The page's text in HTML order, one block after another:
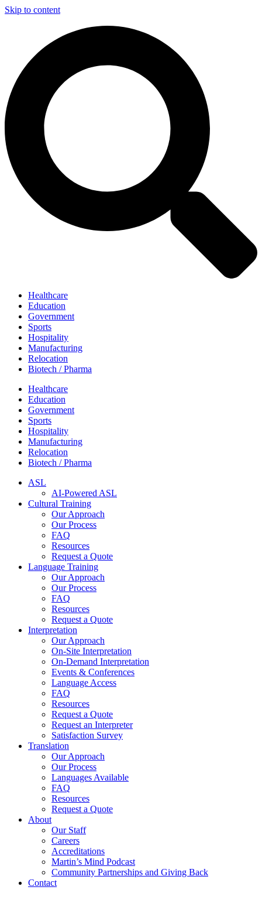
Skip to content
Healthcare
Education
Government
Sports
Hospitality
Manufacturing
Relocation
Biotech / Pharma
Healthcare
Education
Government
Sports
Hospitality
Manufacturing
Relocation
Biotech / Pharma
ASL
AI-Powered ASL
Cultural Training
Our Approach
Our Process
FAQ
Resources
Request a Quote
Language Training
Our Approach
Our Process
FAQ
Resources
Request a Quote
Interpretation
Our Approach
On-Site Interpretation
On-Demand Interpretation
Events & Conferences
Language Access
FAQ
Resources
Request a Quote
Request an Interpreter
Satisfaction Survey
Translation
Our Approach
Our Process
Languages Available
FAQ
Resources
Request a Quote
About
Our Staff
Careers
Accreditations
Martin’s Mind Podcast
Community Partnerships and Giving Back
Contact